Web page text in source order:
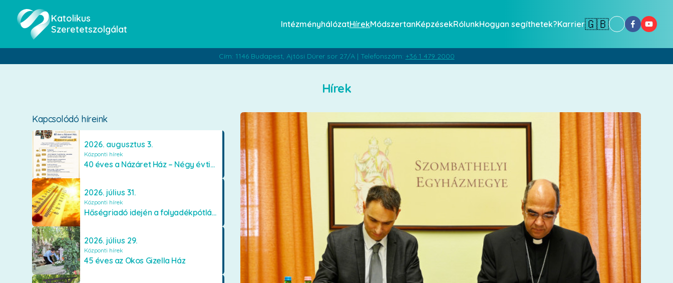
Katolikus
Szeretetszolgálat
IntézményhálózatHírekMódszertanKépzésekRólunkHogyan segíthetek?Karrier🇬🇧
Cím: 1146 Budapest, Ajtósi Dürer sor 27/A | Telefonszám: +36 1 479 2000
Hírek
Kapcsolódó híreink
2026. augusztus 3.
Központi hírek
40 éves a Názáret Ház – Négy évtized szeretetben és gondoskodásban
2026. július 31.
Központi hírek
Hőségriadó idején a folyadékpótlás életet menthet
2026. július 29.
Központi hírek
45 éves az Okos Gizella Ház